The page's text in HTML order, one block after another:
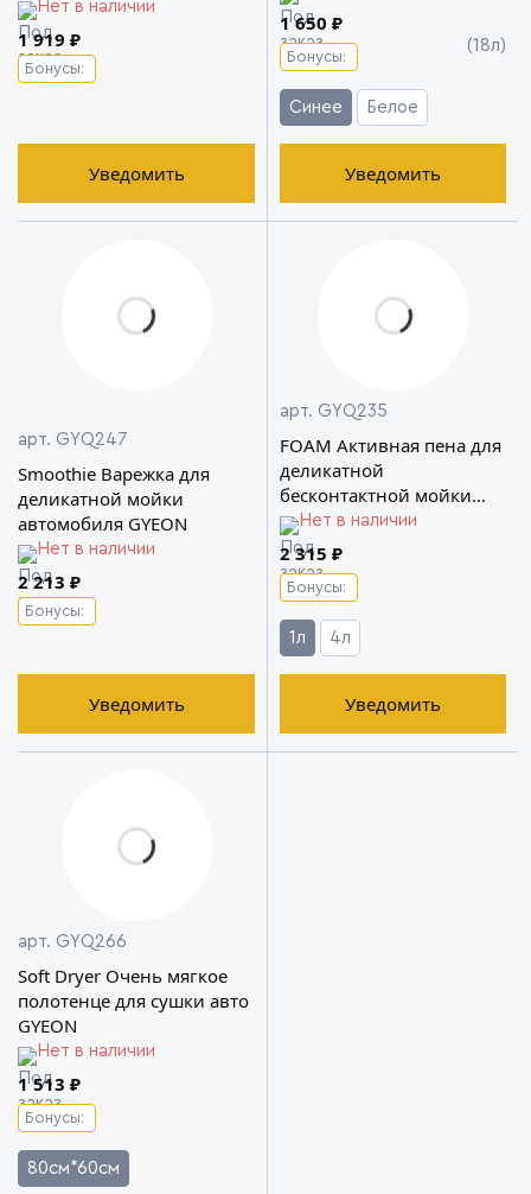
Нет в наличии
1 919 ₽
Бонусы:
Уведомить
1 650 ₽
Бонусы:
(18л)
Синее Белое
Уведомить
арт. GYQ247
Smoothie Варежка для
деликатной мойки
автомобиля GYEON
Нет в наличии
2 213 ₽
Бонусы:
Уведомить
арт. GYQ235
FOAM Активная пена для
деликатной
бесконтактной мойки
GYEON
Нет в наличии
2 315 ₽
Бонусы:
1л 4л
Уведомить
арт. GYQ266
Soft Dryer Очень мягкое
полотенце для сушки авто
GYEON
Нет в наличии
1 513 ₽
Бонусы:
80см*60см